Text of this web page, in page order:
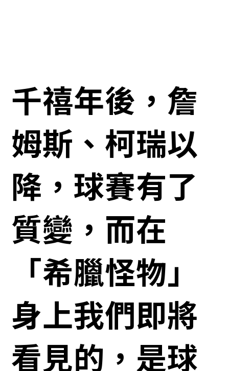
千禧年後，詹
姆斯、柯瑞以
降，球賽有了
質變，而在
「希臘怪物」
身上我們即將
看見的，是球